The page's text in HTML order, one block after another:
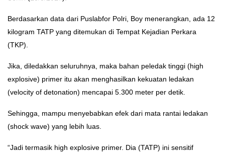
Berdasarkan data dari Puslabfor Polri, Boy menerangkan, ada 12
kilogram TATP yang ditemukan di Tempat Kejadian Perkara
(TKP).
Jika, diledakkan seluruhnya, maka bahan peledak tinggi (high
explosive) primer itu akan menghasilkan kekuatan ledakan
(velocity of detonation) mencapai 5.300 meter per detik.
Sehingga, mampu menyebabkan efek dari mata rantai ledakan
(shock wave) yang lebih luas.
“Jadi termasik high explosive primer. Dia (TATP) ini sensitif